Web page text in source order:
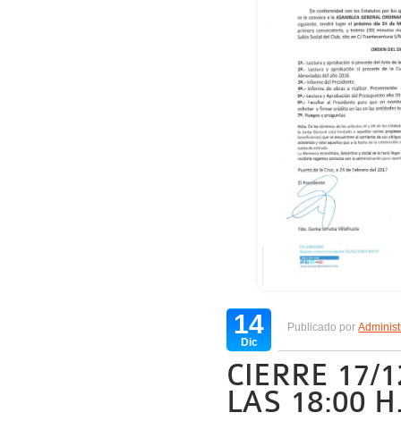
14
Dic
Publicado por
CIERRE 17/
LAS 18:00